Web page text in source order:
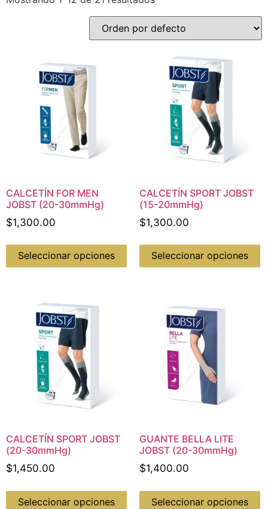
CALCETÍN FOR MEN
JOBST (20-30mmHg)
$1,300.00
Seleccionar opciones
CALCETÍN SPORT JOBST
(15-20mmHg)
$1,300.00
Seleccionar opciones
CALCETÍN SPORT JOBST
(20-30mmHg)
$1,450.00
Seleccionar opciones
GUANTE BELLA LITE
JOBST (20-30mmHg)
$1,400.00
Seleccionar opciones